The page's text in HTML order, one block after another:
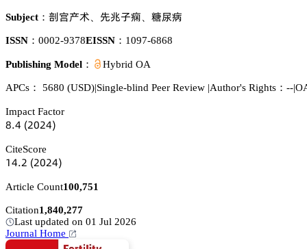
Subject： 𬘘濁揇红 瓽䱄㞠𪤗 譴娔緺
ISSN： 0002-9378EISSN： 1097-6868
Publishing Model： Hybrid OA
APCs： 5680 (USD)|Single-blind Peer Review |Author's Rights：--|
Impact Factor
躭.鋺 (缗蔡缗鋺)
CiteScore
声鋺.缗 (缗蔡缗鋺)
Article Count100,751
Citation1,840,277
Last updated on 01 Jul 2026
Journal Home